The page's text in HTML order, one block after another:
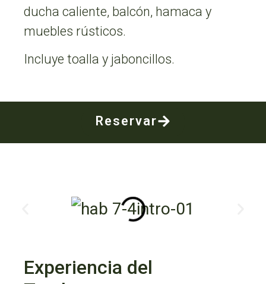
ducha caliente, balcón, hamaca y
muebles rústicos.
Incluye toalla y jaboncillos.
Reservar
Experiencia del